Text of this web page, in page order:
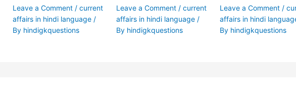
Leave a Comment / current
affairs in hindi language/
By hindigkquestions
Leave a Comment / current
affairs in hindi language/
By hindigkquestions
Leave a Comment /
affairs in hindi
By hindigkquestions